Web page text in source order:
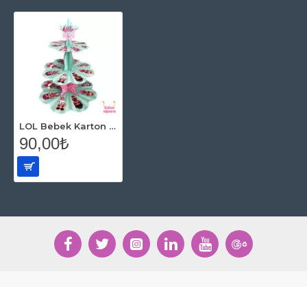
LOL Bebek Karton Kek Standı 3 Katlı
90,00₺